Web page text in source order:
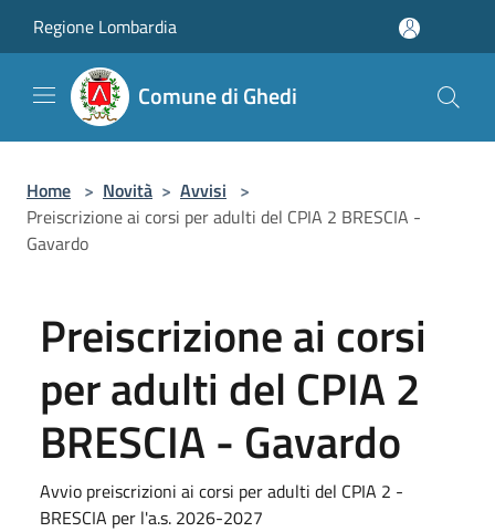
Regione Lombardia
Comune di Ghedi
Home > Novità > Avvisi >
Preiscrizione ai corsi per adulti del CPIA 2 BRESCIA -
Gavardo
Preiscrizione ai corsi
per adulti del CPIA 2
BRESCIA - Gavardo
Avvio preiscrizioni ai corsi per adulti del CPIA 2 -
BRESCIA per l'a.s. 2026-2027